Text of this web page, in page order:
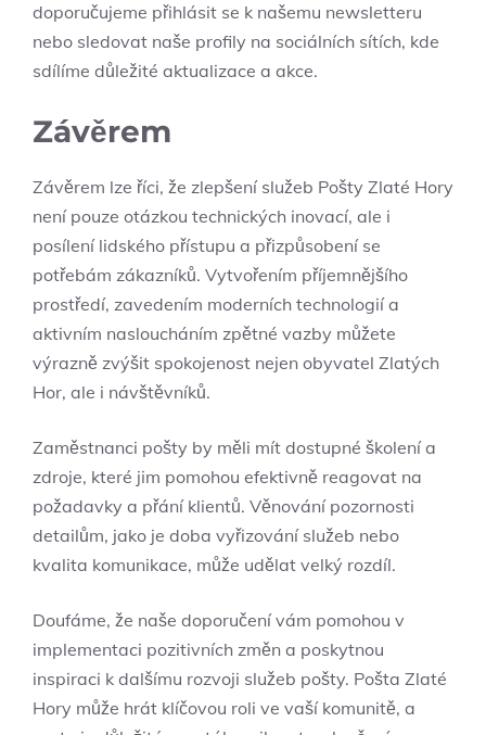
doporučujeme přihlásit se k našemu newsletteru
nebo sledovat naše profily na sociálních sítích, kde
sdílíme důležité aktualizace a akce.
Závěrem
Závěrem lze říci, že zlepšení služeb Pošty Zlaté Hory
není pouze otázkou technických inovací, ale i
posílení lidského přístupu a přizpůsobení se
potřebám zákazníků. Vytvořením příjemnějšího
prostředí, zavedením moderních technologií a
aktivním nasloucháním zpětné vazby můžete
výrazně zvýšit spokojenost nejen obyvatel Zlatých
Hor, ale i návštěvníků.
Zaměstnanci pošty by měli mít dostupné školení a
zdroje, které jim pomohou efektivně reagovat na
požadavky a přání klientů. Věnování pozornosti
detailům, jako je doba vyřizování služeb nebo
kvalita komunikace, může udělat velký rozdíl.
Doufáme, že naše doporučení vám pomohou v
implementaci pozitivních změn a poskytnou
inspiraci k dalšímu rozvoji služeb pošty. Pošta Zlaté
Hory může hrát klíčovou roli ve vaší komunitě, a